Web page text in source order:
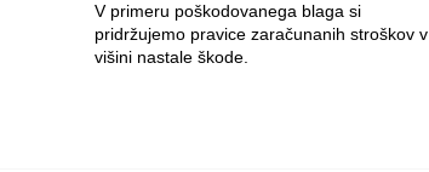
V primeru poškodovanega blaga si
pridržujemo pravice zaračunanih stroškov v
višini nastale škode.